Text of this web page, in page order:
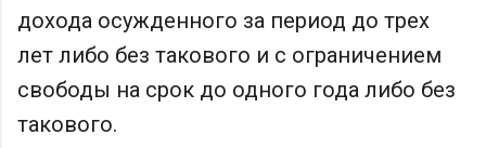
дохода осужденного за период до трех
лет либо без такового и с ограничением
свободы на срок до одного года либо без
такового.